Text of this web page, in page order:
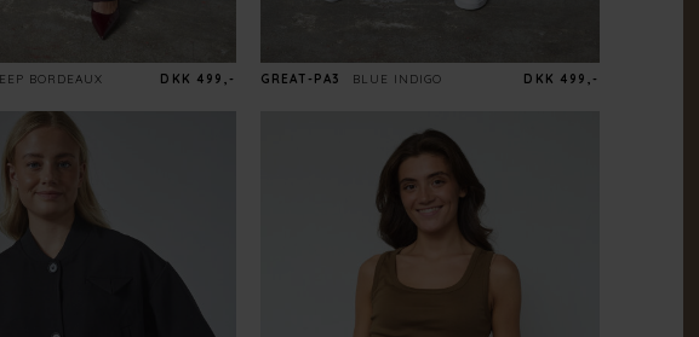
BORDEAUX DKK 499,- GREAT-PA3 BLUE INDIGO DKK 499,-